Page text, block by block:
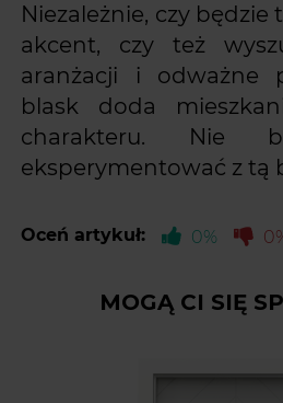
Niezależnie, czy
akcent, czy też
aranżacji i odważne
blask doda
charakteru. Nie
eksperymentować z tą
Oceń artykuł: 0%